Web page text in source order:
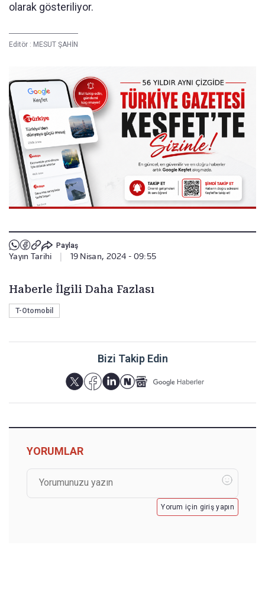
olarak gösteriliyor.
Editör : MESUT ŞAHİN
Paylaş
Yayın Tarihi 19 Nisan, 2024 - 09:55
Haberle İlgili Daha Fazlası
T-Otomobil
Bizi Takip Edin
YORUMLAR
Yorum için giriş yapın